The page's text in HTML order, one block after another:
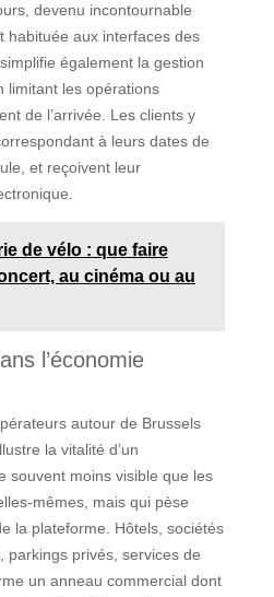
devenu incontournable
habituée aux interfaces des
également la gestion
limitant les opérations
de l’arrivée. Les clients y
à leurs dates de
et reçoivent leur
de vélo : que faire
au cinéma ou au
l’économie
autour de Brussels
la vitalité d’un
souvent moins visible que les
mêmes, mais qui pèse
la plateforme. Hôtels, sociétés
parkings privés, services de
un anneau commercial dont